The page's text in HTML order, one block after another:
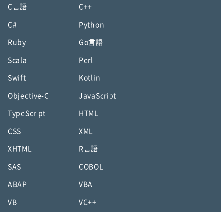
C言語 C++
C# Python
Ruby Go言語
Scala Perl
Swift Kotlin
Objective-C JavaScript
TypeScript HTML
CSS XML
XHTML R言語
SAS COBOL
ABAP VBA
VB VC++